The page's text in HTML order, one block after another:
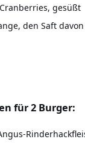
gesüßt
den Saft davon
für 2 Burger: